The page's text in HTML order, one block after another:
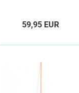
59,95 EUR